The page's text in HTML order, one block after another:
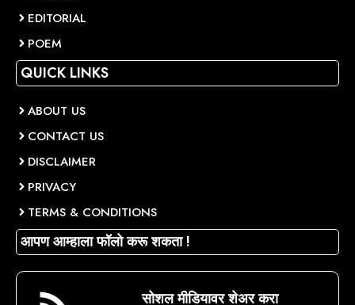
EDITORIAL
POEM
QUICK LINKS
ABOUT US
CONTACT US
DISCLAIMER
PRIVACY
TERMS & CONDITIONS
आपण आम्हाला फॉलो करू शकता !
सोशल मीडियावर शेअर करा